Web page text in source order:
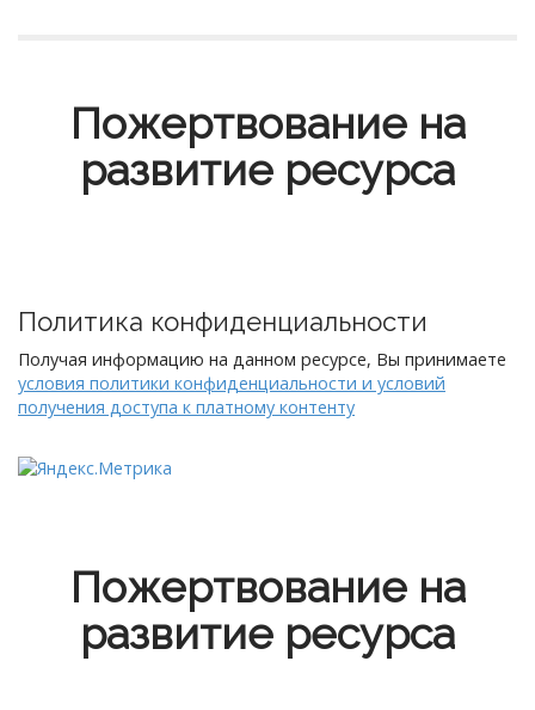
Пожертвование на
развитие ресурса
Политика конфиденциальности
Получая информацию на данном ресурсе, Вы принимаете
условия политики конфиденциальности и условий
получения доступа к платному контенту
Пожертвование на
развитие ресурса